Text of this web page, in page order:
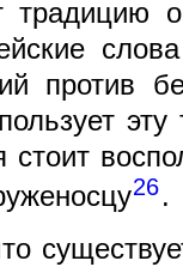
против
26.